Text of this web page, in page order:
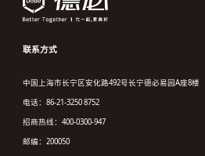
联系方式
中国上海市长宁区安化路492号长宁德必易园A座8楼
电话：86-21-3250 8752
招商热线：400-0300-947
邮编：200050